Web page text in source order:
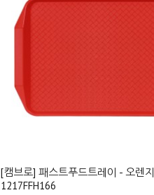
[캠브로] 패스트푸드트레이 - 오렌지
1217FFH166